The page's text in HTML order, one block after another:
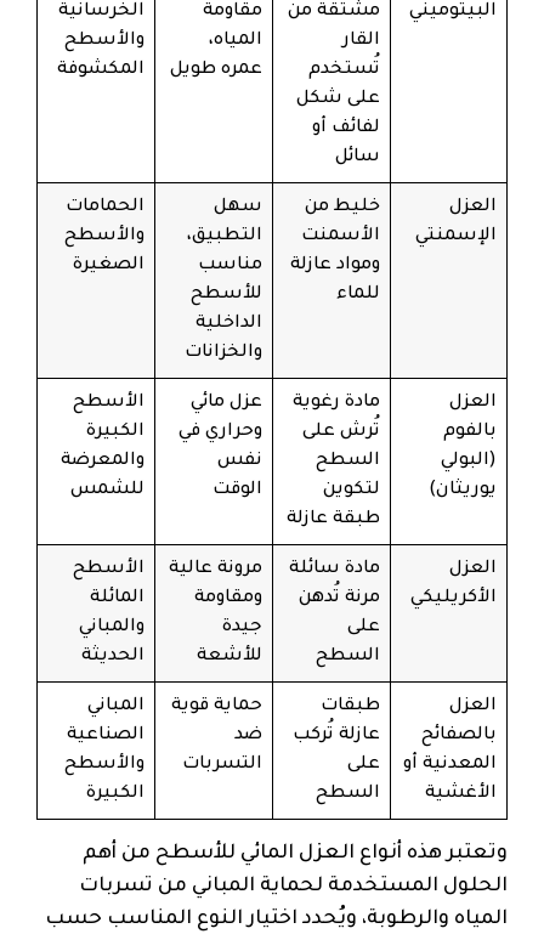
البيتوميني
مشتقة من
القار
تُستخدم
على شكل
لفائف أو
سائل
مقاومة
المياه،
عمره طويل
الخرسانية
والأسطح
المكشوفة
العزل
الإسمنتي
خليط من
الأسمنت
ومواد عازلة
للماء
سهل
التطبيق،
مناسب
للأسطح
الداخلية
والخزانات
الحمامات
والأسطح
الصغيرة
العزل
بالفوم
(البولي
يوريثان)
مادة رغوية
تُرش على
السطح
لتكوين
طبقة عازلة
عزل مائي
وحراري في
نفس
الوقت
الأسطح
الكبيرة
والمعرضة
للشمس
العزل
الأكريليكي
مادة سائلة
مرنة تُدهن
على
السطح
مرونة عالية
ومقاومة
جيدة
للأشعة
الأسطح
المائلة
والمباني
الحديثة
العزل
بالصفائح
المعدنية أو
الأغشية
طبقات
عازلة تُركب
على
السطح
حماية قوية
ضد
التسربات
المباني
الصناعية
والأسطح
الكبيرة
وتعتبر هذه أنواع العزل المائي للأسطح من أهم
الحلول المستخدمة لحماية المباني من تسربات
المياه والرطوبة، ويُحدد اختيار النوع المناسب حسب